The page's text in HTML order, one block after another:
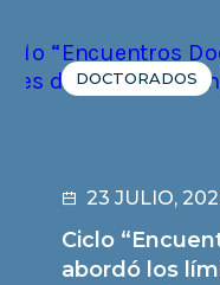
DOCTORADOS
23 JULIO,
Ciclo
abordó los